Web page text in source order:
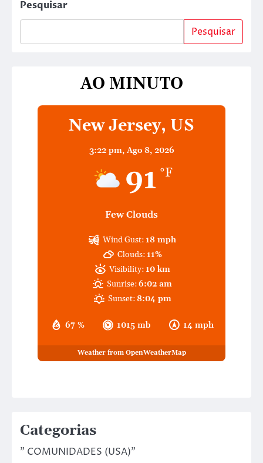
Pesquisar
Pesquisar
AO MINUTO
New Jersey, US
3:22 pm, Ago 8, 2026
91 °F
Few Clouds
67 % 1015 mb 14 mph
Wind Gust: 18 mph
Clouds: 11%
Visibility: 10 km
Sunrise:6:02 am
Sunset:8:04 pm
Weather from OpenWeatherMap
Categorias
" COMUNIDADES (USA)"